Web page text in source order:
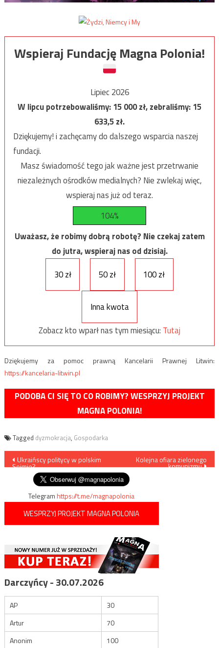
Wspieraj Fundację Magna Polonia!
Lipiec 2026
W lipcu potrzebowaliśmy:15 000zł, zebraliśmy:15
633,5zł.
Dziękujemy! i zachęcamy do dalszego wsparcia naszej
fundacji.
Masz świadomość tego jak ważne jest przetrwanie
niezależnych ośrodków medialnych? Nie zwlekaj więc,
wspieraj nas już od teraz.
104%
Uważasz, że robimy dobrą robotę? Nie czekaj zatem
do jutra, wspieraj nas od dzisiaj.
30 zł
50 zł 100 zł
Inna kwota
Zobacz kto wparł nas tym miesiącu: Tutaj
Dziękujemy za pomoc prawną Kancelarii Prawnej Litwin:
https://kancelaria-litwin.pl
PODOBA CI SIĘ TO CO ROBIMY? WESPRZYJ PROJEKT
MAGNA POLONIA!
Tagged dyzmokracja, Gospodarka
Nawigacja
wpisu
Ukraińscy politycy w polskim
Sejmie?
Kolejna ofiara zielonego
komunizmu
Telegramhttps://t.me/magnapolonia
WESPRZYJ PROJEKT MAGNA POLONIA
Darczyńcy - 30.07.2026
AP
30
Artur
70
Anonim
100